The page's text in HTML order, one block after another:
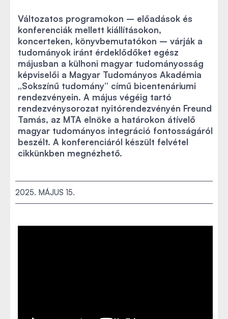
Változatos programokon – előadások és
konferenciák mellett kiállításokon,
koncerteken, könyvbemutatókon – várják a
tudományok iránt érdeklődőket egész
májusban a külhoni magyar tudományosság
képviselői a Magyar Tudományos Akadémia
„Sokszínű tudomány” című bicentenáriumi
rendezvényein. A május végéig tartó
rendezvénysorozat nyitórendezvényén Freund
Tamás, az MTA elnöke a határokon átívelő
magyar tudományos integráció fontosságáról
beszélt. A konferenciáról készült felvétel
cikkünkben megnézhető.
2025. MÁJUS 15.